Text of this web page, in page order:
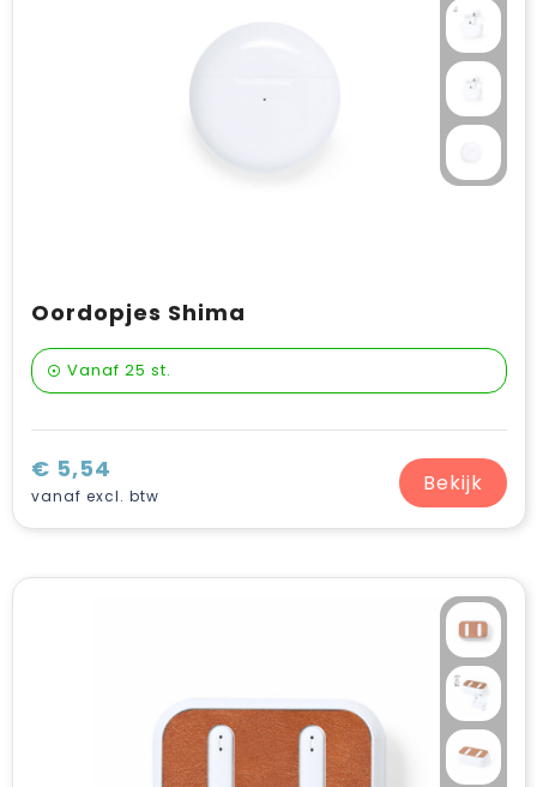
Oordopjes Shima
Vanaf 25 st.
€ 5,54
vanaf excl. btw Bekijk